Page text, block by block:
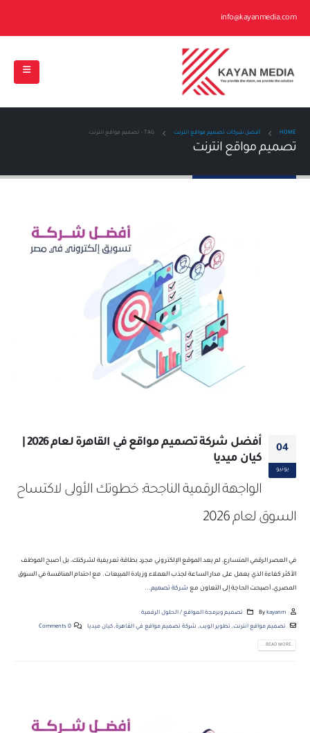
info@kayanmedia.com
HOME أفضل شركات تصميم مواقع انترنت TAG - تصميم مواقع انترنت
تصميم مواقع انترنت
04
يونيو
كيان ميديا
الواجهة الرقمية الناجحة: خطوتك الأولى لاكتساح
السوق لعام 2026
في العصر الرقمي المتسارع، لم يعد الموقع الإلكتروني مجرد بطاقة تعريفية لشركتك، بل أصبح الموظف
الأكثر كفاءة الذي يعمل على مدار الساعة لجذب العملاء وزيادة المبيعات. مع احتدام المنافسة في السوق
المصري، أصبحت الحاجة إلى التعاون مع شركة تصميم...
By kayanm تصميم وبرمجة المواقع / الحلول الرقمية
تصميم مواقع انترنت, تطوير الويب, شركة تصميم مواقع في القاهرة, كيان ميديا 0 Comments
READ MORE...